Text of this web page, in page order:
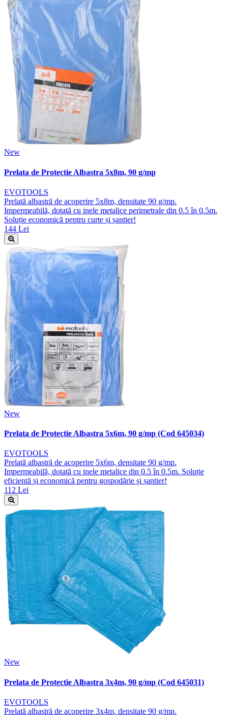
New
Prelata de Protectie Albastra 5x8m, 90 g/mp
EVOTOOLS
Prelată albastră de acoperire 5x8m, densitate 90 g/mp.
Impermeabilă, dotată cu inele metalice perimetrale din 0.5 în 0.5m.
Soluție economică pentru curte și șantier!
144 Lei
New
Prelata de Protectie Albastra 5x6m, 90 g/mp (Cod 645034)
EVOTOOLS
Prelată albastră de acoperire 5x6m, densitate 90 g/mp.
Impermeabilă, dotată cu inele metalice din 0.5 în 0.5m. Soluție
eficientă și economică pentru gospodărie și șantier!
112 Lei
New
Prelata de Protectie Albastra 3x4m, 90 g/mp (Cod 645031)
EVOTOOLS
Prelată albastră de acoperire 3x4m, densitate 90 g/mp.